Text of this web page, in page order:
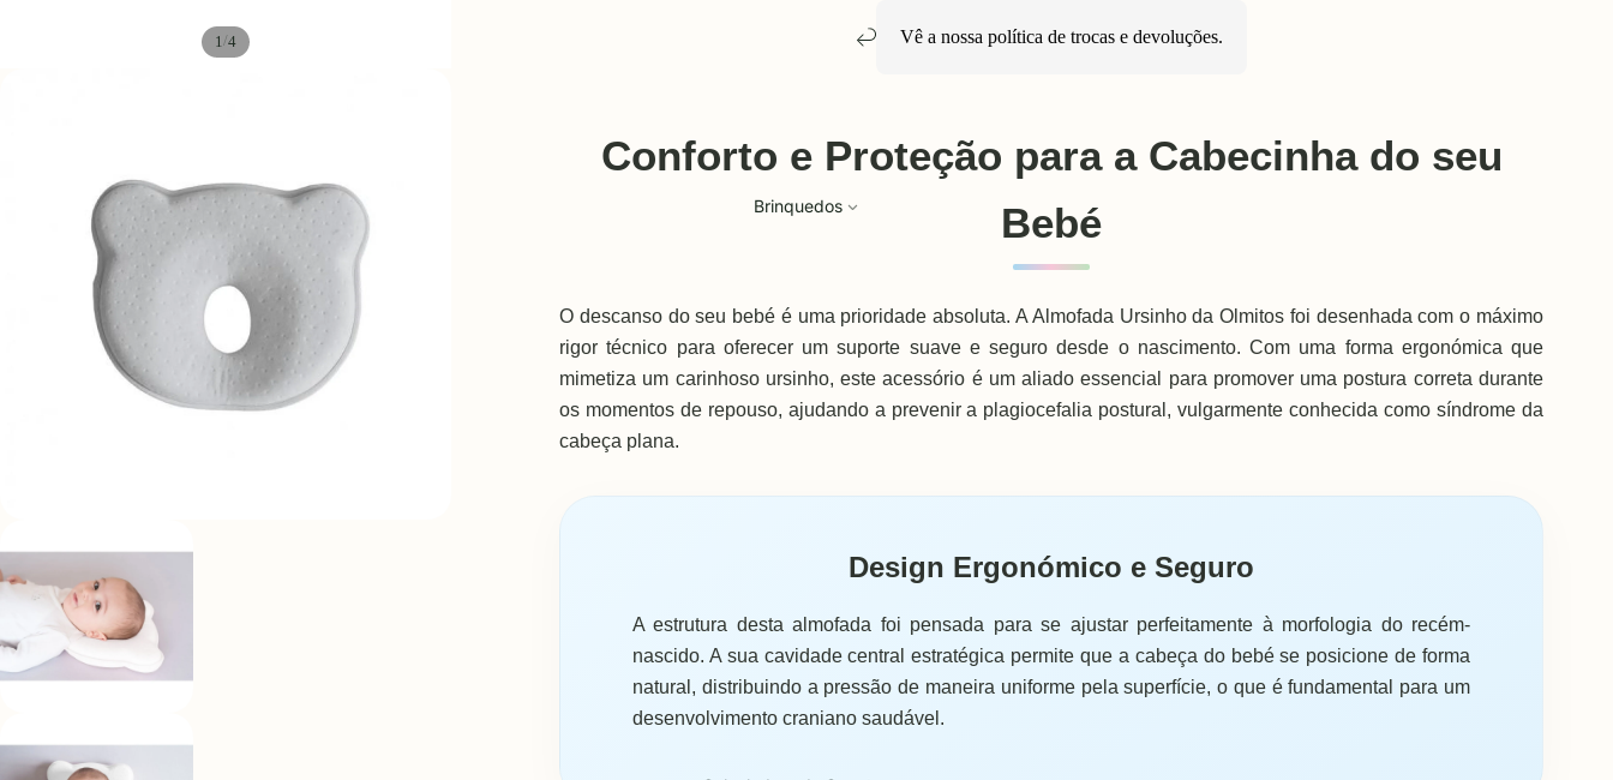
Brinquedos
1/4 Vê a nossa política de trocas e devoluções.
Conforto e Proteção para a Cabecinha do seu
Bebé
O descanso do seu bebé é uma prioridade absoluta. A Almofada Ursinho da Olmitos foi desenhada com o máximo
rigor técnico para oferecer um suporte suave e seguro desde o nascimento. Com uma forma ergonómica que
mimetiza um carinhoso ursinho, este acessório é um aliado essencial para promover uma postura correta durante
os momentos de repouso, ajudando a prevenir a plagiocefalia postural, vulgarmente conhecida como síndrome da
cabeça plana.
Design Ergonómico e Seguro
A estrutura desta almofada foi pensada para se ajustar perfeitamente à morfologia do recém-
nascido. A sua cavidade central estratégica permite que a cabeça do bebé se posicione de forma
natural, distribuindo a pressão de maneira uniforme pela superfície, o que é fundamental para um
desenvolvimento craniano saudável.